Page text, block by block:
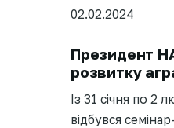
02.02.2024
Президент
розвитку
Із 31 січня по 2
відбувся